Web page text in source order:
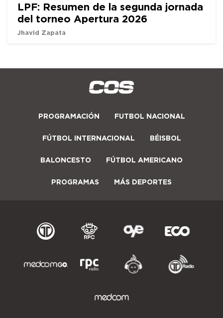
LPF: Resumen de la segunda jornada
del torneo Apertura 2026
Jhavid Zapata
PROGRAMACIÓN FUTBOL NACIONAL
FÚTBOL INTERNACIONAL BÉISBOL
BALONCESTO FÚTBOL AMERICANO
PROGRAMAS MÁS DEPORTES